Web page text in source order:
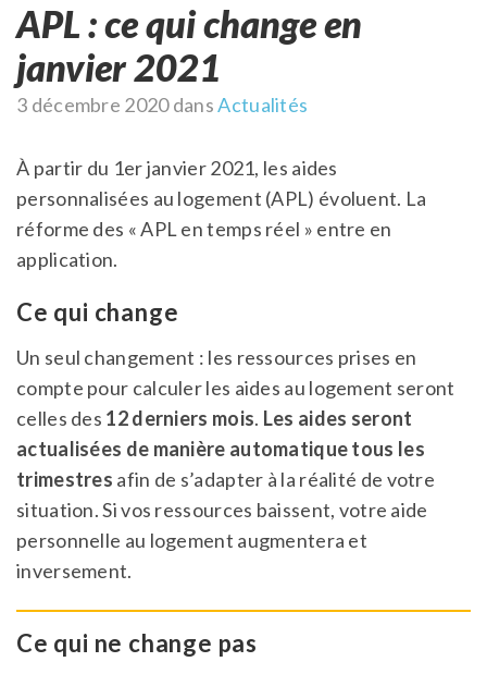
APL : ce qui change en
janvier 2021
Publié
3 décembre 2020dansActualités
À partir du 1er janvier 2021, les aides
personnalisées au logement (APL) évoluent. La
réforme des « APL en temps réel » entre en
application.
Ce qui change
Un seul changement : les ressources prises en
compte pour calculer les aides au logement seront
celles des 12 derniers mois. Les aides seront
actualisées de manière automatique tous les
trimestres afin de s’adapter à la réalité de votre
situation. Si vos ressources baissent, votre aide
personnelle au logement augmentera et
inversement.
Ce qui ne change pas